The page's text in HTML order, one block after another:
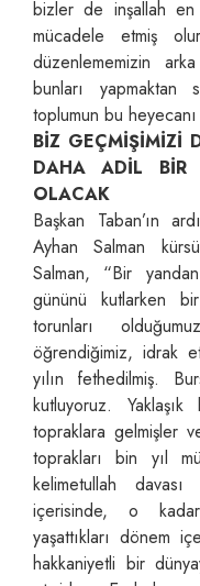
bizler de inşallah
mücadele etmiş
düzenlememizin
bunları
toplumun bu
BİZ GEÇMİŞİMİZİ
DAHA ADİL BİR
OLACAK
Başkan Taban’ın
Ayhan Salman
Salman, “Bir
gününü kutlarken
torunları
öğrendiğimiz, idrak
yılın fethedilmiş.
kutluyoruz.
topraklara gelmişler
toprakları bin yıl
kelimetullah
içerisinde, o kadar
yaşattıkları dönem
hakkaniyetli bir